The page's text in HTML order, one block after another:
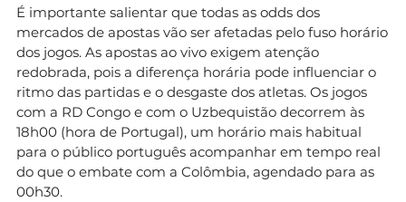
É importante salientar que todas as odds dos
mercados de apostas vão ser afetadas pelo fuso horário
dos jogos. As apostas ao vivo exigem atenção
redobrada, pois a diferença horária pode influenciar o
ritmo das partidas e o desgaste dos atletas. Os jogos
com a RD Congo e com o Uzbequistão decorrem às
18h00 (hora de Portugal), um horário mais habitual
para o público português acompanhar em tempo real
do que o embate com a Colômbia, agendado para as
00h30.